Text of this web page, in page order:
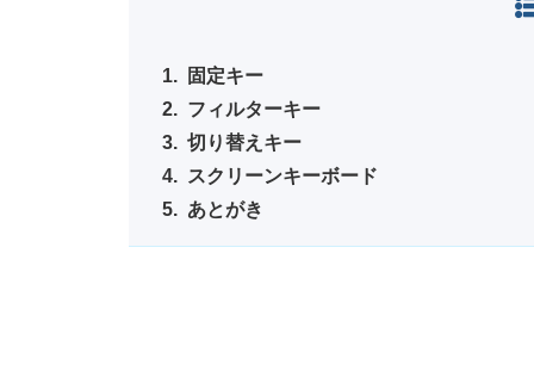
固定キー
フィルターキー
切り替えキー
スクリーンキーボード
あとがき